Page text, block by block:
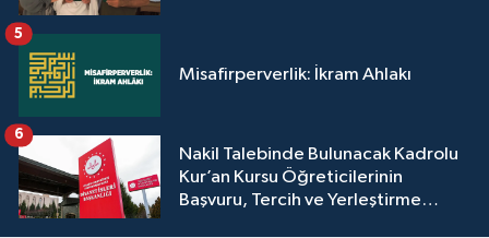
Misafirperverlik: İkram Ahlakı
5
Nakil Talebinde Bulunacak Kadrolu
Kur’an Kursu Öğreticilerinin
Başvuru, Tercih ve Yerleştirme
6
Zonguldak Müftülüğü